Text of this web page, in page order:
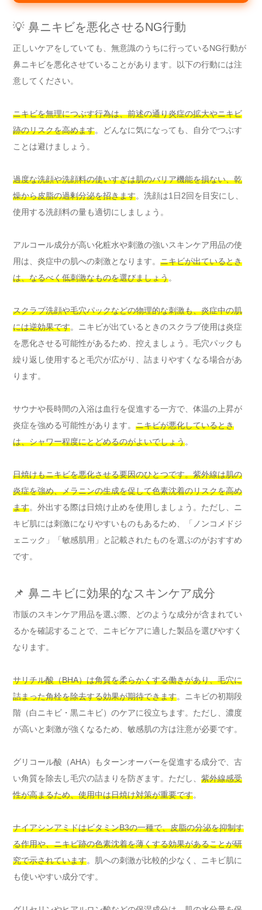
💡 鼻ニキビを悪化させるNG行動
正しいケアをしていても、無意識のうちに行っているNG行動が
鼻ニキビを悪化させていることがあります。以下の行動には注
意してください。
ニキビを無理につぶす行為は、前述の通り炎症の拡大やニキビ
跡のリスクを高めます。どんなに気になっても、自分でつぶす
ことは避けましょう。
過度な洗顔や洗顔料の使いすぎは肌のバリア機能を損ない、乾
燥から皮脂の過剰分泌を招きます。洗顔は1日2回を目安にし、
使用する洗顔料の量も適切にしましょう。
アルコール成分が高い化粧水や刺激の強いスキンケア用品の使
用は、炎症中の肌への刺激となります。 ニキビが出ているとき
は、なるべく低刺激なものを選びましょう。
スクラブ洗顔や毛穴パックなどの物理的な刺激も、炎症中の肌
には逆効果です。ニキビが出ているときのスクラブ使用は炎症
を悪化させる可能性があるため、控えましょう。毛穴パックも
繰り返し使用すると毛穴が広がり、詰まりやすくなる場合があ
ります。
サウナや長時間の入浴は血行を促進する一方で、体温の上昇が
炎症を強める可能性があります。 ニキビが悪化しているとき
は、シャワー程度にとどめるのがよいでしょう。
日焼けもニキビを悪化させる要因のひとつです。紫外線は肌の
炎症を強め、メラニンの生成を促して色素沈着のリスクを高め
ます。外出する際は日焼け止めを使用しましょう。ただし、ニ
キビ肌には刺激になりやすいものもあるため、「ノンコメドジ
ェニック」「敏感肌用」と記載されたものを選ぶのがおすすめ
です。
📌 鼻ニキビに効果的なスキンケア成分
市販のスキンケア用品を選ぶ際、どのような成分が含まれてい
るかを確認することで、ニキビケアに適した製品を選びやすく
なります。
サリチル酸（BHA）は角質を柔らかくする働きがあり、毛穴に
詰まった角栓を除去する効果が期待できます。ニキビの初期段
階（白ニキビ・黒ニキビ）のケアに役立ちます。ただし、濃度
が高いと刺激が強くなるため、敏感肌の方は注意が必要です。
グリコール酸（AHA）もターンオーバーを促進する成分で、古
い角質を除去し毛穴の詰まりを防ぎます。ただし、 紫外線感受
性が高まるため、使用中は日焼け対策が重要です。
ナイアシンアミドはビタミンB3の一種で、皮脂の分泌を抑制す
る作用や、ニキビ跡の色素沈着を薄くする効果があることが研
究で示されています。肌への刺激が比較的少なく、ニキビ肌に
も使いやすい成分です。